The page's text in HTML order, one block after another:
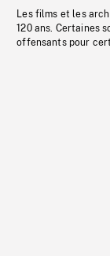
Les films et les
120 ans. Certaines
offensants pour